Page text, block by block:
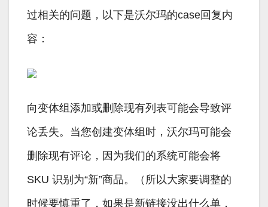
过相关的问题，以下是沃尔玛的case回复内
容：
向变体组添加或删除现有列表可能会导致评
论丢失。当您创建变体组时，沃尔玛可能会
删除现有评论，因为我们的系统可能会将
SKU 识别为“新”商品。（所以大家要调整的
时候要慎重了，如果是新链接没出什么单，